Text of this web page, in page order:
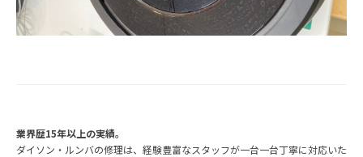
業界歴15年以上の実績。
ダイソン・ルンバの修理は、経験豊富なスタッフが一台一台丁寧に対応いた